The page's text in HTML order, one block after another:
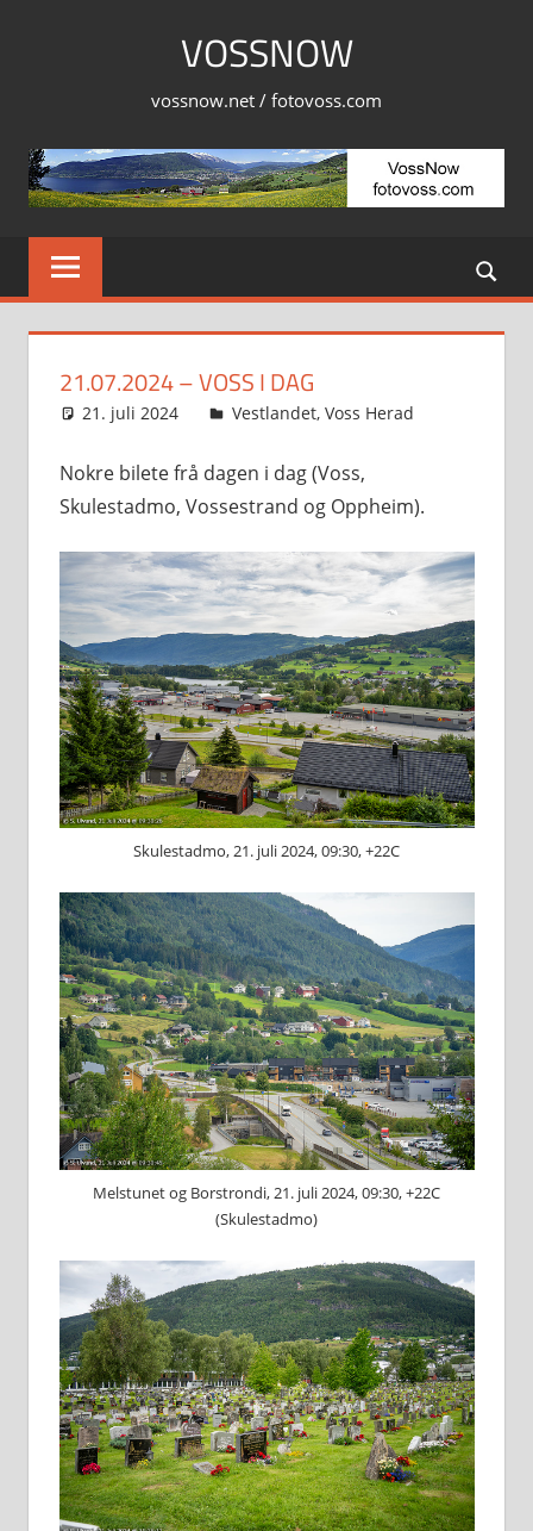
VOSSNOW
vossnow.net / fotovoss.com
21.07.2024 – VOSS I DAG
21. juli 2024 Svein
Vestlandet, Voss Herad
Nokre bilete frå dagen i dag (Voss,
Skulestadmo, Vossestrand og Oppheim).
Skulestadmo, 21. juli 2024, 09:30, +22C
Melstunet og Borstrondi, 21. juli 2024, 09:30, +22C
(Skulestadmo)